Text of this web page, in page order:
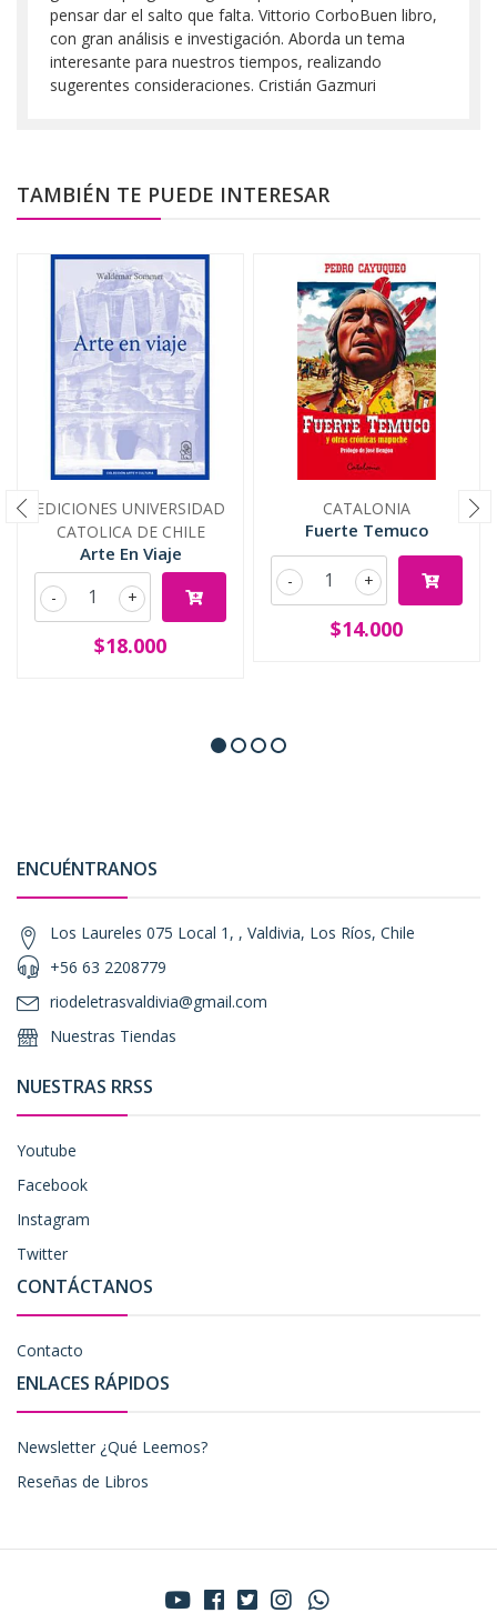
pensar dar el salto que falta. Vittorio CorboBuen libro,
con gran análisis e investigación. Aborda un tema
interesante para nuestros tiempos, realizando
sugerentes consideraciones. Cristián Gazmuri
TAMBIÉN TE PUEDE INTERESAR
EDICIONES UNIVERSIDAD
CATOLICA DE CHILE
Arte En Viaje
+
-
$18.000
CATALONIA
Fuerte Temuco
+
-
$14.000
ENCUÉNTRANOS
Los Laureles 075 Local 1, , Valdivia, Los Ríos, Chile
+56 63 2208779
riodeletrasvaldivia@gmail.com
Nuestras Tiendas
NUESTRAS RRSS
Youtube
Facebook
Instagram
Twitter
CONTÁCTANOS
Contacto
ENLACES RÁPIDOS
Newsletter ¿Qué Leemos?
Reseñas de Libros